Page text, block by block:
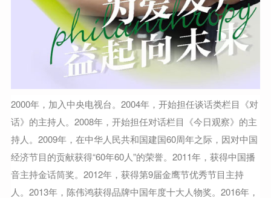
2000年，加入中央电视台。2004年，开始担任谈话类栏目《对
话》的主持人。2008年，开始担任对话栏目《今日观察》的主
持人。2009年，在中华人民共和国建国60周年之际，因对中国
经济节目的贡献获得“60年60人”的荣誉。2011年，获得中国播
音主持金话筒奖。2012年，获得第9届金鹰节优秀节目主持
人。2013年，陈伟鸿获得品牌中国年度十大人物奖。2016年，